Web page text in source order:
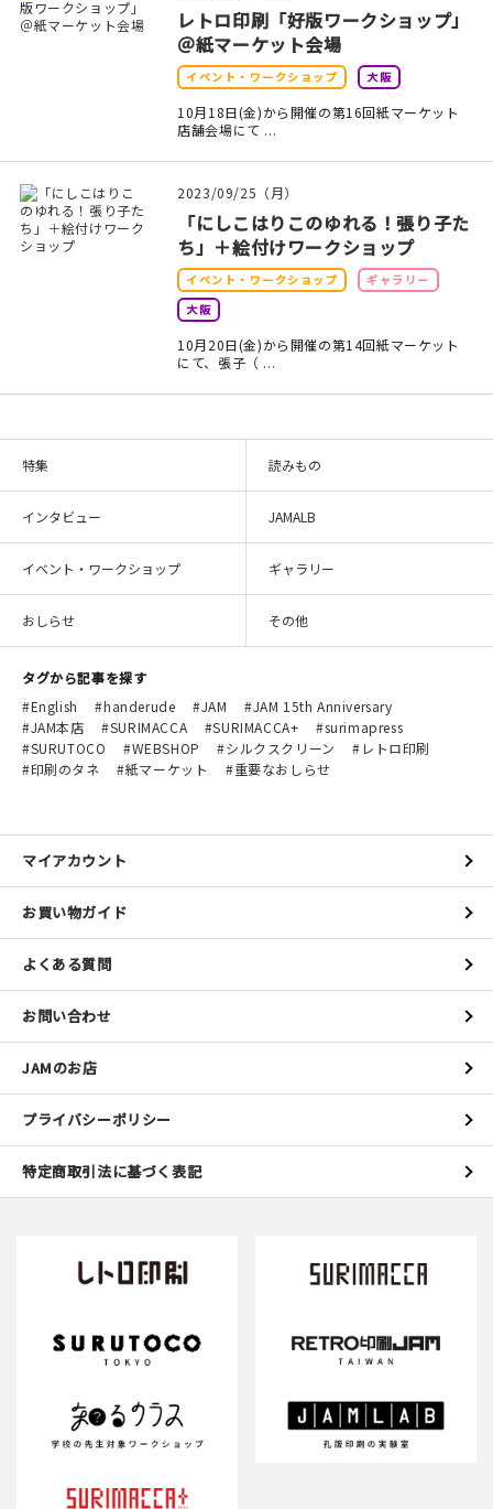
台湾グッズ
おすすめ特集
読みもの
イベント・ワークショップ
おしらせ
マイアカウント
カートを見る
お買い物ガイド
よくある質問
お問い合わせ
レトロ印刷「好版ワークショップ」
＠紙マーケット会場
イベント・ワークショップ 大阪
10月18日(金)から開催の第16回紙マーケット
店舗会場にて ...
2023/09/25（月）
「にしこはりこのゆれる！張り子た
ち」＋絵付けワークショップ
イベント・ワークショップ
ギャラリー
大阪
10月20日(金)から開催の第14回紙マーケット
にて、張子（ ...
特集 読みもの
インタビュー JAMALB
イベント・ワークショップ ギャラリー
おしらせ その他
タグから記事を探す
English
handerude JAM
JAM 15th Anniversary
JAM本店
SURIMACCA SURIMACCA+
surimapress
SURUTOCO
WEBSHOP シルクスクリーン
レトロ印刷
印刷のタネ
紙マーケット 重要なおしらせ
マイアカウント
お買い物ガイド
よくある質問
お問い合わせ
JAMのお店
プライバシーポリシー
特定商取引法に基づく表記